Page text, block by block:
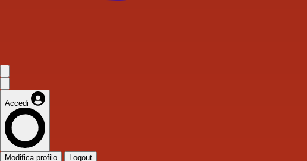
Accedi
Modifica profilo Logout